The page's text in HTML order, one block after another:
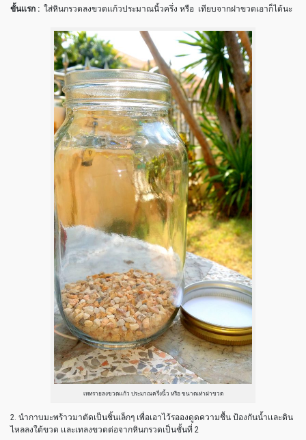
ขั้นเเรก : ใส่หินกรวดลงขวดเเก้วประมาณนิ้วครึ่ง หรือ เทียบจากฝาขวดเอาก็ได้นะ
เททรายลงขวดเเก้ว ประมาณครึ่งนิ้ว หรือ ขนาดเท่าฝาขวด
2. นำกาบมะพร้าวมาตัดเป็นชิ้นเล็กๆ เพื่อเอาไว้รอองดูดความชื้น ป้องกันน้ำเเละดิน
ไหลลงใต้ขวด เเละเทลงขวดต่อจากหินกรวดเป็นชั้นที่ 2